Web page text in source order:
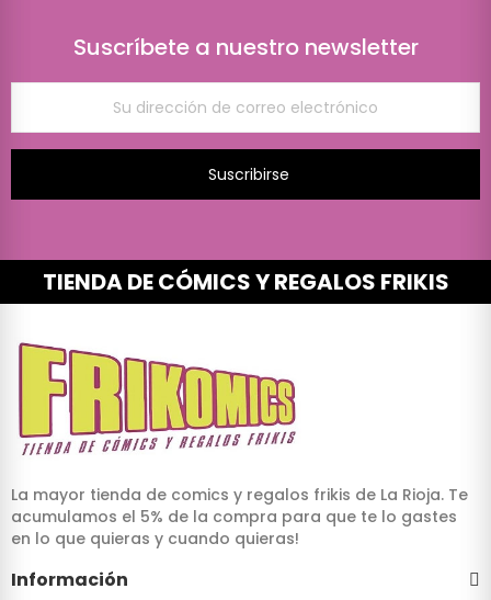
Suscríbete a nuestro newsletter
Suscribirse
TIENDA DE CÓMICS Y REGALOS FRIKIS
La mayor tienda de comics y regalos frikis de La Rioja. Te
acumulamos el 5% de la compra para que te lo gastes
en lo que quieras y cuando quieras!
Información